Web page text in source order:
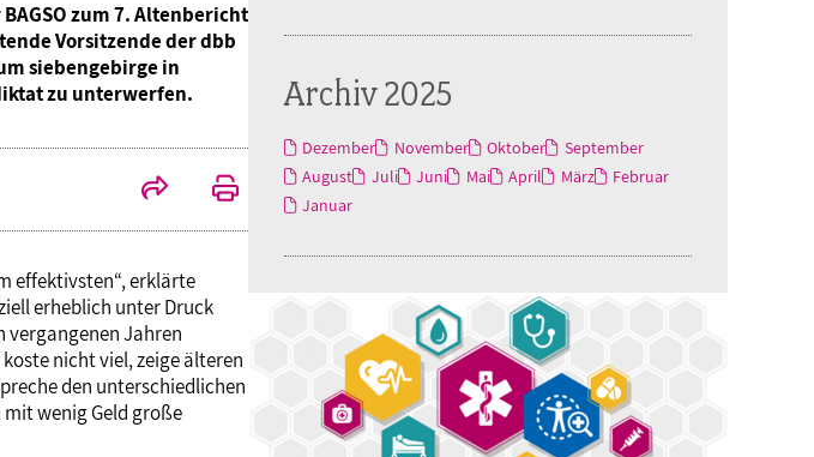
zum 7. Altenbericht
Vorsitzende der dbb
siebengebirge in
zu unterwerfen.
effektivsten“, erklärte
erheblich unter Druck
vergangenen Jahren
nicht viel, zeige älteren
den unterschiedlichen
mit wenig Geld große
Archiv 2025
Dezember November Oktober
September
August
Juli Juni Mai April März
Februar
Januar